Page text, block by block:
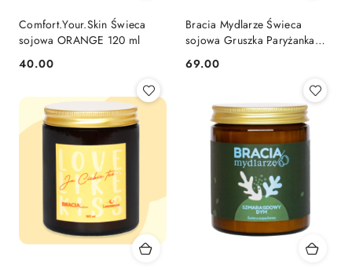
Comfort.Your.Skin Świeca
sojowa ORANGE 120 ml
Cena:
40.00
Bracia Mydlarze Świeca
sojowa Gruszka Paryżanka
Cena:
69.00